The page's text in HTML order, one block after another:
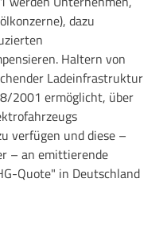
dazu
Haltern von
Ladeinfrastruktur
2001 ermöglicht, über
verfügen und diese –
– an emittierende
Quote" in Deutschland